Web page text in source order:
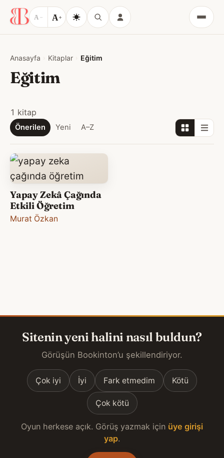
A − A+
Menü
Anasayfa Kitaplar Eğitim
Eğitim
1 kitap
Önerilen Yeni A–Z
Yapay Zekâ Çağında
Etkili Öğretim
Murat Özkan
Sitenin yeni halini nasıl buldun?
Görüşün Bookinton’u şekillendiriyor.
Çok iyi İyi Fark etmedim Kötü
Çok kötü
Oyun herkese açık. Görüş yazmak için üye girişi
yap.